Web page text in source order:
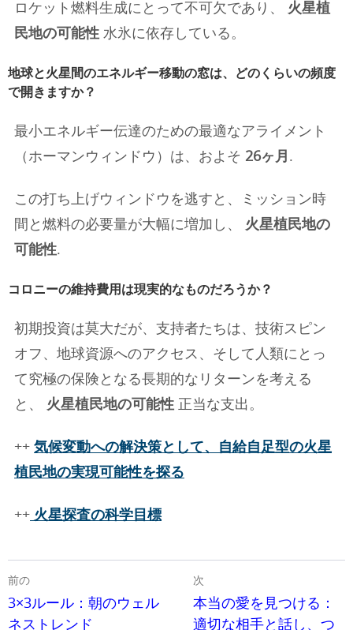
ロケット燃料生成にとって不可欠であり、
火星植
民地の可能性 水氷に依存している。
地球と火星間のエネルギー移動の窓は、どのくらいの頻度
で開きますか？
最小エネルギー伝達のための最適なアライメント
（ホーマンウィンドウ）は、およそ 26ヶ月 .
この打ち上げウィンドウを逃すと、ミッション時
間と燃料の必要量が大幅に増加し、
火星植民地の
可能性.
コロニーの維持費用は現実的なものだろうか？
初期投資は莫大だが、支持者たちは、技術スピン
オフ、地球資源へのアクセス、そして人類にとっ
て究極の保険となる長期的なリターンを考える
と、
火星植民地の可能性 正当な支出。
++ 気候変動への解決策として、自給自足型の火星
植民地の実現可能性を探る
++ 火星探査の科学目標
前の
3×3ルール：朝のウェル
ネストレンド
次
本当の愛を見つける：
適切な相手と話し、つ